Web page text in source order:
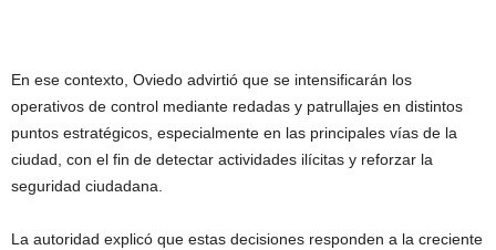
En ese contexto, Oviedo advirtió que se intensificarán los
operativos de control mediante redadas y patrullajes en distintos
puntos estratégicos, especialmente en las principales vías de la
ciudad, con el fin de detectar actividades ilícitas y reforzar la
seguridad ciudadana.
La autoridad explicó que estas decisiones responden a la creciente